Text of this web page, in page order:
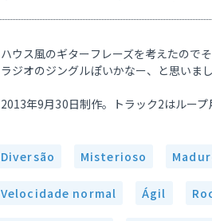
ハウス風のギターフレーズを考えたので
ラジオのジングルぽいかなー、と思いま
2013年9月30日制作。トラック2はループ
Diversão Misterioso
Velocidade normal Ágil